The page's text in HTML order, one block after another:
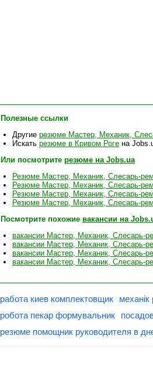
Полезные ссылки
Другие резюме Мастер, Механик,
Искать резюме в Кривом Роге на
Или посмотрите резюме на Jobs.ua
Резюме Мастер, Механик, Слесарь-
Резюме Мастер, Механик, Слесарь-
Резюме Мастер, Механик, Слесарь-
Резюме Мастер, Механик, Слесарь-
Посмотрите похожие вакансии на
вакансии Мастер, Механик, Слесарь-
вакансии Мастер, Механик, Слесарь-
вакансии Мастер, Механик, Слесарь-
вакансии Мастер, Механик, Слесарь-
работа киев комплектовщик
робота пекар формувальник
резюме помощник руководителя в